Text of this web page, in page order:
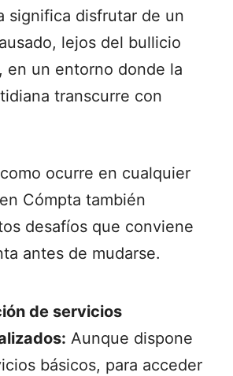
significa disfrutar de un
lejos del bullicio
en un entorno donde la
transcurre con
ocurre en cualquier
Cómpta también
desafíos que conviene
antes de mudarse.
de servicios
Aunque dispone
básicos, para acceder